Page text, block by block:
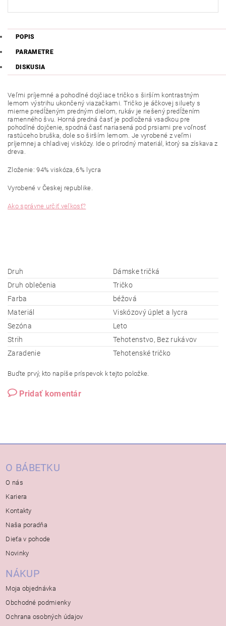
POPIS
PARAMETRE
DISKUSIA
Veľmi príjemné a pohodlné dojčiace tričko s širším kontrastným
lemom výstrihu ukončený viazačkami. Tričko je áčkovej siluety s
mierne predĺženým predným dielom, rukáv je riešený predĺžením
ramenného švu. Horná predná časť je podložená vsadkou pre
pohodlné dojčenie, spodná časť nariasená pod prsiami pre voľnosť
rastúceho bruška, dole so širším lemom. Je vyrobené z veľmi
príjemnej a chladivej viskózy. Ide o prírodný materiál, ktorý sa získava z
dreva.
Zloženie: 94% viskóza, 6% lycra
Vyrobené v Českej republike.
Ako správne určiť veľkosť?
Druh
Dámske tričká
Druh oblečenia
Tričko
Farba
béžová
Materiál
Viskózový úplet a lycra
Sezóna
Leto
Strih
Tehotenstvo, Bez rukávov
Zaradenie
Tehotenské tričko
Buďte prvý, kto napíše príspevok k tejto položke.
Pridať komentár
O BÁBETKU
O nás
Kariera
Kontakty
Naša poradňa
Dieťa v pohode
Novinky
NÁKUP
Moja objednávka
Obchodné podmienky
Ochrana osobných údajov